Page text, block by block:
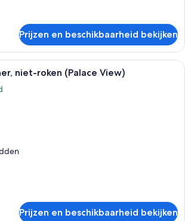
Prijzen en beschikbaarheid bekijken
Een hotelkamer met een groot bed,
niet-roken (Palace View)
Prijzen en beschikbaarheid bekijken